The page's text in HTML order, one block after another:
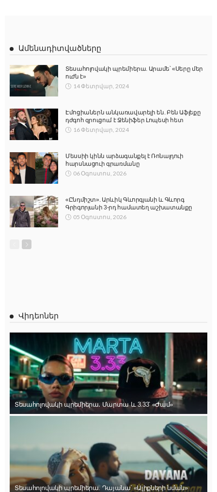
Ամենադիտվածները
Տեսահոլովակի պրեմիերա. Արամե՝ «Սերը մեր
ուժն է»
14 Փետրվար, 2024
Էմոցիաներն անկառավարելի են. Բեն Աֆլեքը
դժգոհ զրուցում է Ջենիֆեր Լոպեսի հետ
16 Փետրվար, 2024
Մեսսիի կինն արձագանքել է Ռոնալդուի
հարսնացուի գրառմանը
06 Օգոստոս, 2026
«Ընդմիշտ». Արևիկ Գևորգյանի և Գևորգ
Գրիգորյանի 3-րդ համատեղ աշխատանքը
05 Օգոստոս, 2026
Վիդեոներ
Տեսահոլովակի պրեմիերա․ Մարտա և 3.33՝ «Ժամ»
Տեսահոլովակի պրեմիերա. Դայանա՝ «Ալիքների նման»